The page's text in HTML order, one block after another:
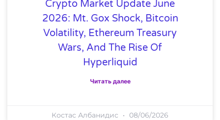
Crypto Market Update June
2026: Mt. Gox Shock, Bitcoin
Volatility, Ethereum Treasury
Wars, And The Rise Of
Hyperliquid
Читать далее
Костас Албанидис 08/06/2026